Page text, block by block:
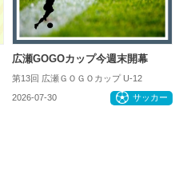
広瀬GOGOカップ今週末開幕
第13回 広瀬ＧＯＧＯカップ U-12
2026-07-30 サッカー